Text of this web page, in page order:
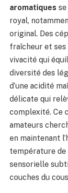
aromatiques
royal,
original. Des
fraîcheur et
vivacité qui
diversité des
d’une acidité
délicate qui
complexité. Ce
amateurs
en maintenant
température de
sensorielle
couches du